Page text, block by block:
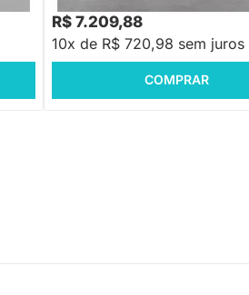
R$ 7.209,88
10x de R$ 720,98 sem juros
COMPRAR